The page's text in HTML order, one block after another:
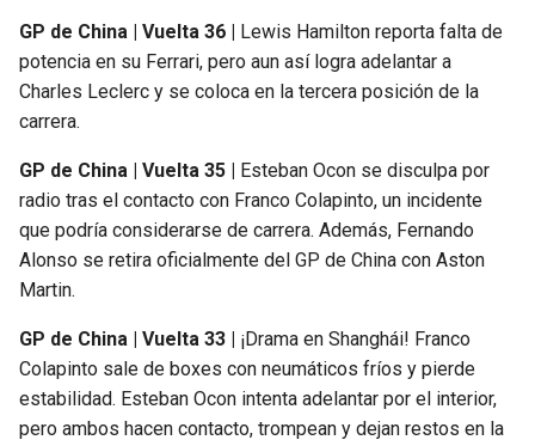
GP de China | Vuelta 36 |
Lewis Hamilton reporta falta de
potencia en su Ferrari, pero aun así logra adelantar a
Charles Leclerc y se coloca en la tercera posición de la
carrera.
GP de China | Vuelta 35 |
Esteban Ocon se disculpa por
radio tras el contacto con Franco Colapinto, un incidente
que podría considerarse de carrera. Además, Fernando
Alonso se retira oficialmente del GP de China con Aston
Martin.
GP de China | Vuelta 33 |
¡Drama en Shanghái! Franco
Colapinto sale de boxes con neumáticos fríos y pierde
estabilidad. Esteban Ocon intenta adelantar por el interior,
pero ambos hacen contacto, trompean y dejan restos en la